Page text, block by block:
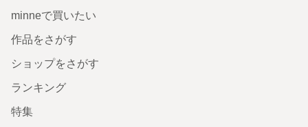
minneで買いたい
作品をさがす
ショップをさがす
ランキング
特集